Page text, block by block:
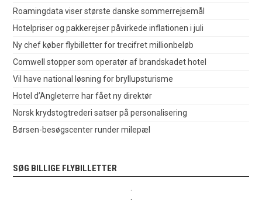
Roamingdata viser største danske sommerrejsemål
Hotelpriser og pakkerejser påvirkede inflationen i juli
Ny chef køber flybilletter for trecifret millionbeløb
Comwell stopper som operatør af brandskadet hotel
Vil have national løsning for bryllupsturisme
Hotel d’Angleterre har fået ny direktør
Norsk krydstogtrederi satser på personalisering
Børsen-besøgscenter runder milepæl
SØG BILLIGE FLYBILLETTER